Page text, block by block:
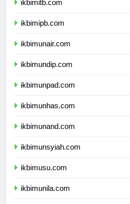
ikbimitb.com
ikbimipb.com
ikbimunair.com
ikbimundip.com
ikbimunpad.com
ikbimunhas.com
ikbimunand.com
ikbimunsyiah.com
ikbimusu.com
ikbimunila.com